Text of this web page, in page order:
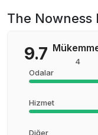
The Nowness
9.7
4
Odalar
Hizmet
Diğer